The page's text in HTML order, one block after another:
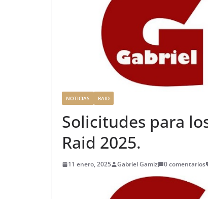
NOTICIAS RAID
Solicitudes para
Raid 2025.
11 enero, 2025 Gabriel Gamiz 0 comentarios